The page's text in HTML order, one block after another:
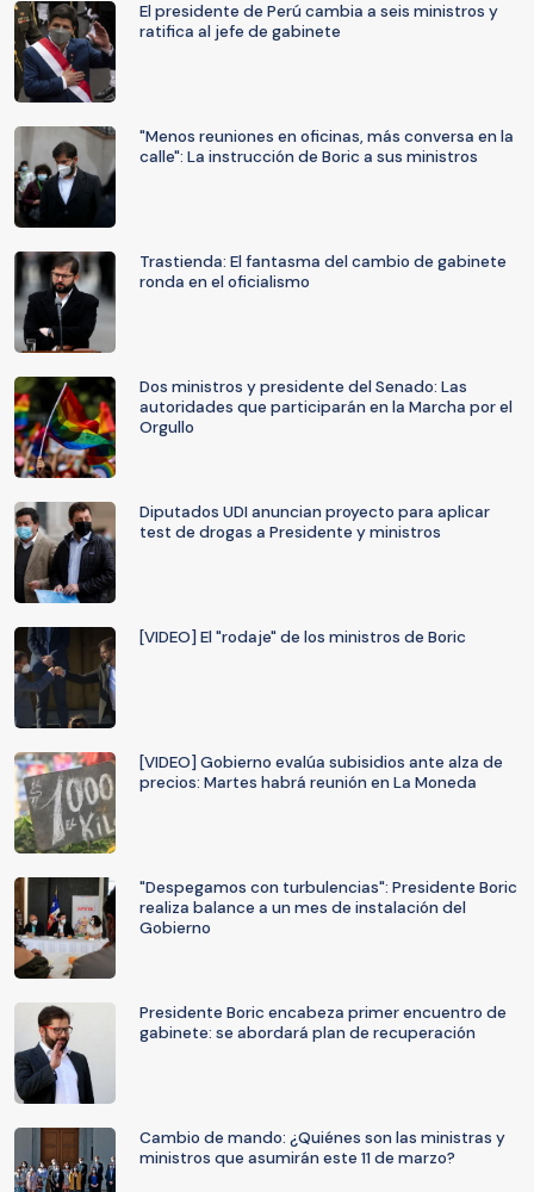
El presidente de Perú cambia a seis ministros y
ratifica al jefe de gabinete
"Menos reuniones en oficinas, más conversa en la
calle": La instrucción de Boric a sus ministros
Trastienda: El fantasma del cambio de gabinete
ronda en el oficialismo
Dos ministros y presidente del Senado: Las
autoridades que participarán en la Marcha por el
Orgullo
Diputados UDI anuncian proyecto para aplicar
test de drogas a Presidente y ministros
[VIDEO] El "rodaje" de los ministros de Boric
[VIDEO] Gobierno evalúa subisidios ante alza de
precios: Martes habrá reunión en La Moneda
"Despegamos con turbulencias": Presidente Boric
realiza balance a un mes de instalación del
Gobierno
Presidente Boric encabeza primer encuentro de
gabinete: se abordará plan de recuperación
Cambio de mando: ¿Quiénes son las ministras y
ministros que asumirán este 11 de marzo?